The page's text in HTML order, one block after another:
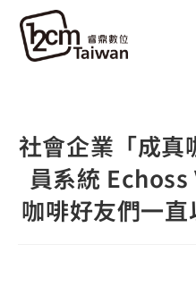
社會企業「成真
員系統
咖啡好友們一